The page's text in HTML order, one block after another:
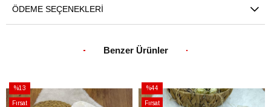
ÖDEME SEÇENEKLERI
Benzer Ürünler
%13
İndirim
Fırsat
%44
İndirim
Fırsat